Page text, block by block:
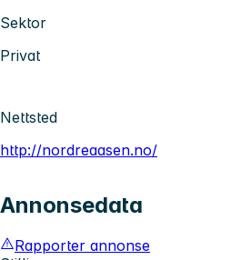
Sektor
Privat
Nettsted
http://nordreaasen.no/
Annonsedata
Rapporter annonse